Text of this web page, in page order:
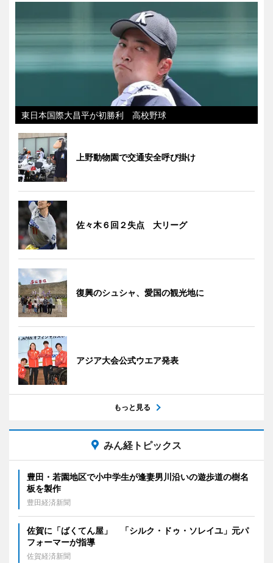
東日本国際大昌平が初勝利 高校野球
上野動物園で交通安全呼び掛け
佐々木６回２失点 大リーグ
復興のシュシャ、愛国の観光地に
アジア大会公式ウエア発表
もっと見る
みん経トピックス
豊田・若園地区で小中学生が逢妻男川沿いの遊歩道の樹名
板を製作
豊田経済新聞
佐賀に「ばくてん屋」 「シルク・ドゥ・ソレイユ」元パ
フォーマーが指導
佐賀経済新聞